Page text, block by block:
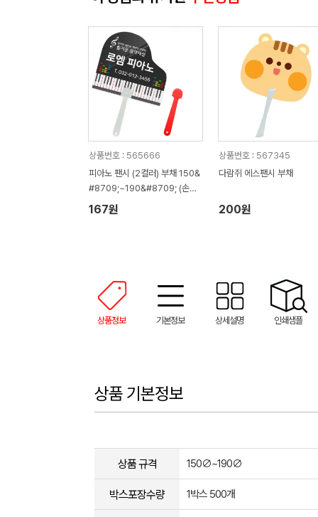
상품번호 : 565666
피아노 팬시 (2컬러) 부채 150&
#8709;~190&#8709; (손잡
이110mm)
167원
상품번호 : 567345
다람쥐 에스팬시 부채
200원
상품정보 기본정보 상세설명 인쇄샘플
상품 기본정보
상품 규격 150∅~190∅
박스포장수량 1박스 500개